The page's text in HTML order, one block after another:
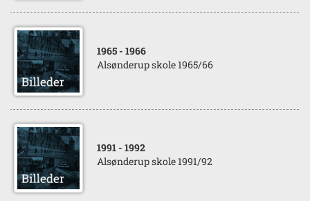
1965 - 1966
Alsønderup skole 1965/66
1991 - 1992
Alsønderup skole 1991/92